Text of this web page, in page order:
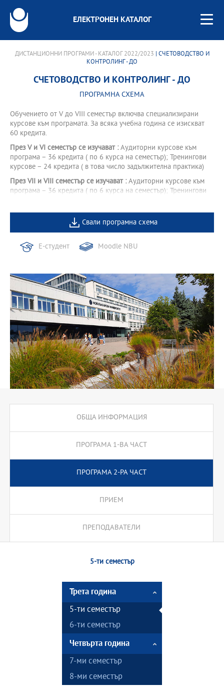
ЕЛЕКТРОНЕН КАТАЛОГ
ДИСТАНЦИОННИ ПРОГРАМИ - КАТАЛОГ 2022/2023 | СЧЕТОВОДСТВО И
КОНТРОЛИНГ - ДО
СЧЕТОВОДСТВО И КОНТРОЛИНГ - ДО
ПРОГРАМНА СХЕМА
Обучението от V до VІІІ семестър включва специализирани
курсове към програмата. За всяка учебна година се изискват
60 кредита.
През V и VI семестър се изучават :Аудиторни курсове към
програма – 36 кредита ( по 6 курса на семестър); Тренингови
курсове – 24 кредита ( в това число задължителна практика)
През VII и VIII семестър се изучават :Аудиторни курсове към
програма – 36 кредита ( по 6 курса на семестър); Тренингови
Свали програмна схема
Е-студент Moodle NBU
ОБЩА ИНФОРМАЦИЯ
ПРОГРАМА 1-ВА ЧАСТ
ПРОГРАМА 2-РА ЧАСТ
ПРИЕМ
ПРЕПОДАВАТЕЛИ
5-ти семестър
Трета година
5-ти семестър
6-ти семестър
Четвърта година
7-ми семестър
8-ми семестър